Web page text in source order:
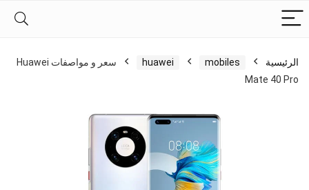
الرئيسية mobiles
huawei
سعر و مواصفات Huawei
Mate 40 Pro